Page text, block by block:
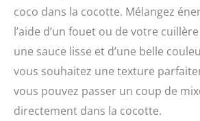
coco dans la cocotte. Mélangez
l’aide d’un fouet ou de votre
une sauce lisse et d’une belle
vous souhaitez une texture
vous pouvez passer un coup de
directement dans la cocotte.